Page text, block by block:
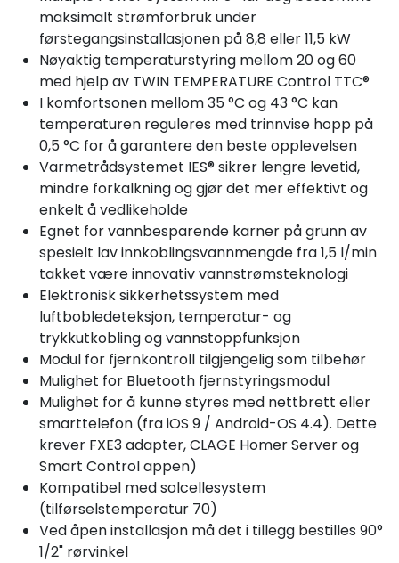
maksimalt strømforbruk under
førstegangsinstallasjonen på 8,8 eller 11,5 kW
Nøyaktig temperaturstyring mellom 20 og 60
med hjelp av TWIN TEMPERATURE Control TTC®
I komfortsonen mellom 35 °C og 43 °C kan
temperaturen reguleres med trinnvise hopp på
0,5 °C for å garantere den beste opplevelsen
Varmetrådsystemet IES® sikrer lengre levetid,
mindre forkalkning og gjør det mer effektivt og
enkelt å vedlikeholde
Egnet for vannbesparende karner på grunn av
spesielt lav innkoblingsvannmengde fra 1,5 l/min
takket være innovativ vannstrømsteknologi
Elektronisk sikkerhetssystem med
luftbobledeteksjon, temperatur- og
trykkutkobling og vannstoppfunksjon
Modul for fjernkontroll tilgjengelig som tilbehør
Mulighet for Bluetooth fjernstyringsmodul
Mulighet for å kunne styres med nettbrett eller
smarttelefon (fra iOS 9 / Android-OS 4.4). Dette
krever FXE3 adapter, CLAGE Homer Server og
Smart Control appen)
Kompatibel med solcellesystem
(tilførselstemperatur 70)
Ved åpen installasjon må det i tillegg bestilles 90°
1/2" rørvinkel